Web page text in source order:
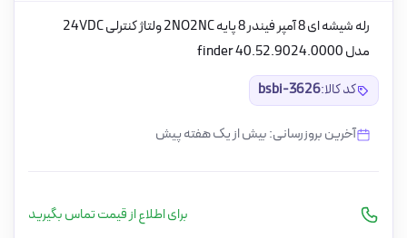
رله شیشه ای 8 آمپر فیندر 8 پایه 2NO2NC ولتاژ کنترلی 24VDC
مدل 0000.finder 40.52.9024
کد کالا:bsbi-3626
آخرین بروزرسانی: بیش از یک هفته پیش
برای اطلاع از قیمت تماس بگیرید